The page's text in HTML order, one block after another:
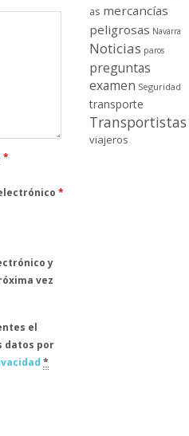
*
*
y
vez
el
datos por
*
as mercancí­as
peligrosas Navarra
Noticias paros
preguntas
examen Seguridad
transporte
Transportistas
viajeros